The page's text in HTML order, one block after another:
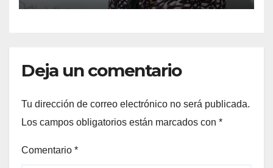
Deja un comentario
Tu dirección de correo electrónico no será publicada.
Los campos obligatorios están marcados con *
Comentario *